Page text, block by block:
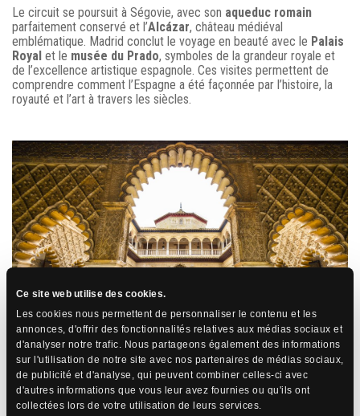
Ce site web utilise des cookies.
Les cookies nous permettent de personnaliser le contenu et les
annonces, d'offrir des fonctionnalités relatives aux médias sociaux et
d'analyser notre trafic. Nous partageons également des informations
sur l'utilisation de notre site avec nos partenaires de médias sociaux,
de publicité et d'analyse, qui peuvent combiner celles-ci avec
d'autres informations que vous leur avez fournies ou qu'ils ont
collectées lors de votre utilisation de leurs services.
Le circuit se poursuit à Ségovie, avec son aqueduc romain
parfaitement conservé et l’Alcázar, château médiéval
emblématique. Madrid conclut le voyage en beauté avec le Palais
Royal et le musée du Prado, symboles de la grandeur royale et
de l’excellence artistique espagnole. Ces visites permettent de
comprendre comment l’Espagne a été façonnée par l’histoire, la
royauté et l’art à travers les siècles.
Pourquoi choisir Passion